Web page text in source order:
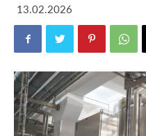
13.02.2026